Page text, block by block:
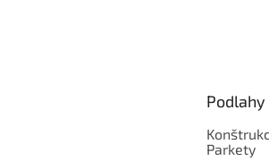
Podlahy
Parkety